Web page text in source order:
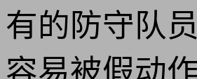
有的防守队
容易被假动